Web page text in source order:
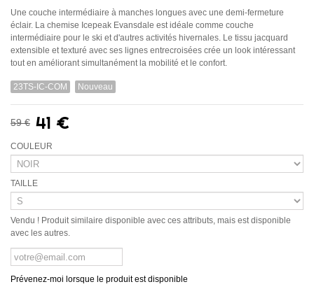
Une couche intermédiaire à manches longues avec une demi-fermeture
éclair. La chemise Icepeak Evansdale est idéale comme couche
intermédiaire pour le ski et d'autres activités hivernales. Le tissu jacquard
extensible et texturé avec ses lignes entrecroisées crée un look intéressant
tout en améliorant simultanément la mobilité et le confort.
23TS-IC-COM Nouveau
59 € 41 €
COULEUR
TAILLE
Vendu ! Produit similaire disponible avec ces attributs, mais est disponible
avec les autres.
Prévenez-moi lorsque le produit est disponible